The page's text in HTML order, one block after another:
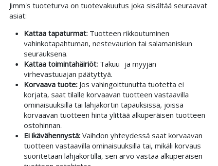
Jimm's tuoteturva on tuotevakuutus joka sisältää seuraavat
asiat:
Kattaa tapaturmat:Tuotteen rikkoutuminen
vahinkotapahtuman, nestevaurion tai salamaniskun
seurauksena.
Kattaa toimintahäiriöt:Takuu- ja myyjän
virhevastuuajan päätyttyä.
Korvaava tuote:Jos vahingoittunutta tuotetta ei
korjata, saat tilalle korvaavan tuotteen vastaavilla
ominaisuuksilla tai lahjakortin tapauksissa, joissa
korvaavan tuotteen hinta ylittää alkuperäisen tuotteen
ostohinnan.
Ei ikävähennystä:Vaihdon yhteydessä saat korvaavan
tuotteen vastaavilla ominaisuuksilla tai, mikäli korvaus
suoritetaan lahjakortilla, sen arvo vastaa alkuperäisen